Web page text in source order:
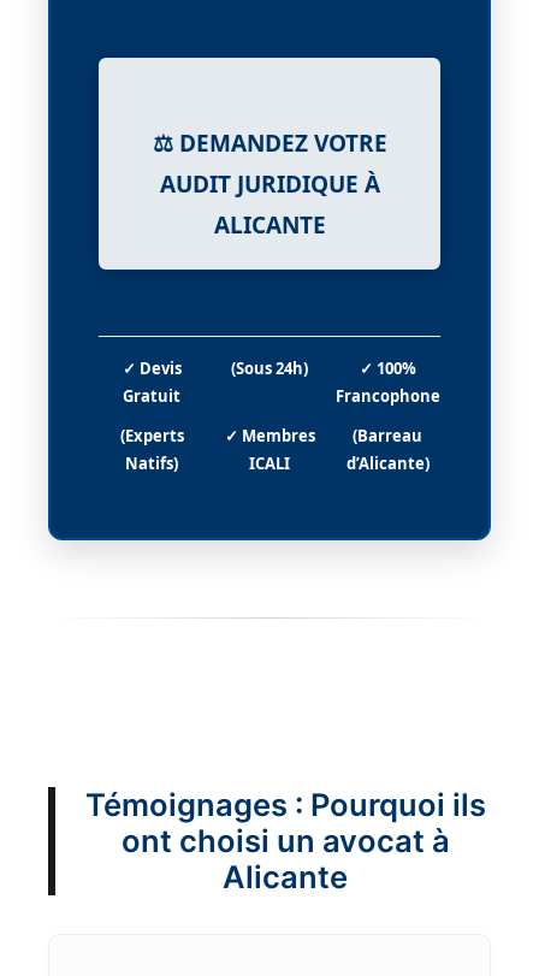
⚖️ DEMANDEZ VOTRE
AUDIT JURIDIQUE À
ALICANTE
✓ Devis
Gratuit
(Sous 24h)
✓ 100%
Francophone
(Experts
Natifs)
✓ Membres
ICALI
(Barreau
d’Alicante)
Témoignages : Pourquoi ils
ont choisi un avocat à
Alicante